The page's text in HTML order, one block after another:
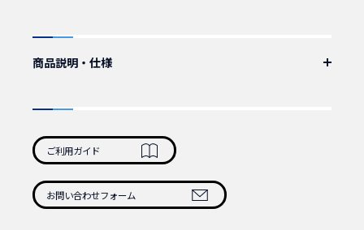
商品説明・仕様
累計販売数15万本突破。
ケーブル：VCTF 3C×1.25mmSQ 75cm
カラー：黒
定格：250V12A
重量：110g/本
ご利用ガイド
お問い合わせフォーム